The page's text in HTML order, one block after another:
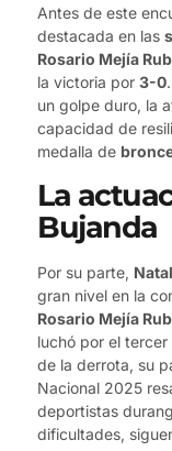
Antes de este
destacada en las
Rosario Mejía
la victoria por 3-0
un golpe duro, la
capacidad de
medalla de
La
Bujanda
Por su parte,
gran nivel en la
Rosario Mejía
luchó por el
de la derrota, su
Nacional 2025
deportistas
dificultades,